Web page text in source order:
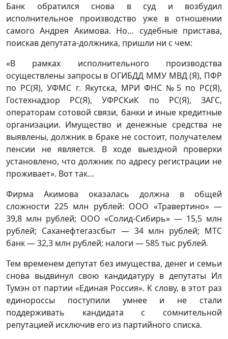
Банк обратился снова в суд и возбудил
исполнительное производство уже в отношении
самого Андрея Акимова. Но… судебные пристава,
поискав депутата-должника, пришли ни с чем:
«В рамках исполнительного производства
осуществлены запросы в ОГИБДД ММУ МВД (Я), ПФР
по РС(Я), УФМС г. Якутска, МРИ ФНС №5 по РС(Я),
Гостехнадзор РС(Я), УФРСКиК по РС(Я), ЗАГС,
операторам сотовой связи, банки и иные кредитные
организации. Имущество и денежные средства не
выявлены, должник в браке не состоит, получателем
пенсии не является. В ходе выездной проверки
установлено, что должник по адресу регистрации не
проживает». Вот так…
Фирма Акимова оказалась должна в общей
сложности 225 млн рублей: ООО «Травертино» —
39,8 млн рублей; ООО «Солид-Сибирь» — 15,5 млн
рублей; Саханефтегазсбыт — 34 млн рублей; МТС
банк — 32,3 млн рублей; налоги — 585 тыс рублей.
Тем временем депутат без имущества, денег и семьи
снова выдвинул свою кандидатуру в депутаты Ил
Тумэн от партии «Единая Россия». К слову, в этот раз
единороссы поступили умнее и не стали
поддерживать кандидата с сомнительной
репутацией исключив его из партийного списка.